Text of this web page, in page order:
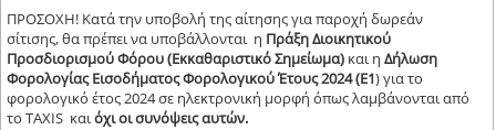
ΠΡΟΣΟΧΗ! Κατά την υποβολή της αίτησης για παροχή δωρεάν
σίτισης, θα πρέπει να υποβάλλονται η Πράξη Διοικητικού
Προσδιορισμού Φόρου (Εκκαθαριστικό Σημείωμα) και ηΔήλωση
Φορολογίας Εισοδήματος Φορολογικού Έτους 2024 (Ε1) για το
φορολογικό έτος 2024 σε ηλεκτρονική μορφή όπως λαμβάνονται από
το TAXIS καιόχι οι συνόψεις αυτών.